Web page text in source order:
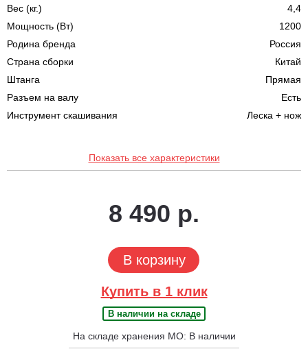
Вес (кг.)
4,4
Мощность (Вт)
1200
Родина бренда
Россия
Страна сборки
Китай
Штанга
Прямая
Разъем на валу
Есть
Инструмент скашивания
Леска + нож
Показать все характеристики
8 490 р.
В корзину
Купить в 1 клик
В наличии на складе
На складе хранения МО: В наличии